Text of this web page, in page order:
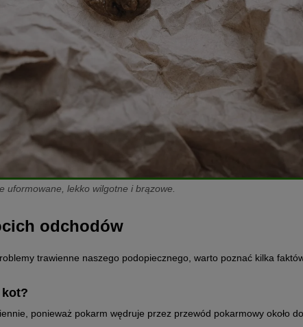
uformowane, lekko wilgotne i brązowe.
odchodów
trawienne naszego podopiecznego, warto poznać kilka
ponieważ pokarm wędruje przez przewód pokarmowy około